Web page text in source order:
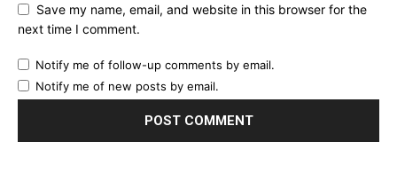
Save my name, email, and website in this browser for the
next time I comment.
Notify me of follow-up comments by email.
Notify me of new posts by email.